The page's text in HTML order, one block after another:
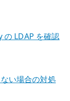
LDAP を確認
い場合の対処